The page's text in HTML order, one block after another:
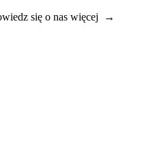
się o nas więcej →